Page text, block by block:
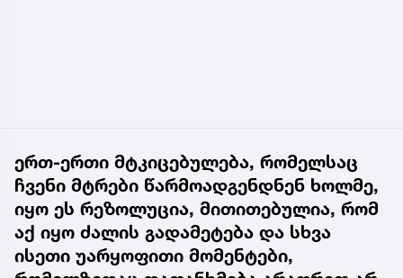
ერთ-ერთი მტკიცებულება, რომელსაც
ჩვენი მტრები წარმოადგენდნენ ხოლმე,
იყო ეს რეზოლუცია, მითითებულია, რომ
აქ იყო ძალის გადამეტება და სხვა
ისეთი უარყოფითი მომენტები,